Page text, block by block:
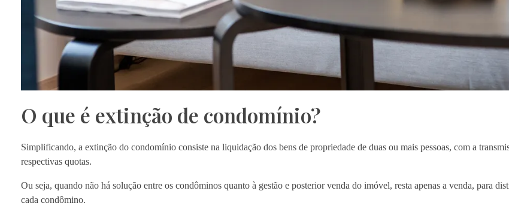
O que é extinção de condomínio?
Simplificando, a extinção do condomínio consiste na liquidação dos bens de propriedade de duas ou mais pessoas, com a
respectivas quotas.
Ou seja, quando não há solução entre os condôminos quanto à gestão e posterior venda do imóvel, resta apenas a venda, para
cada condômino.